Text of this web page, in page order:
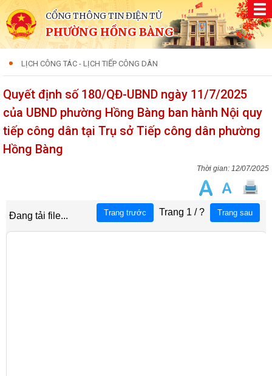
CỔNG THÔNG TIN ĐIỆN TỬ
PHƯỜNG HỒNG BÀNG
LỊCH CÔNG TÁC - LỊCH TIẾP CÔNG DÂN
Quyết định số 180/QĐ-UBND ngày 11/7/2025
của UBND phường Hồng Bàng ban hành Nội quy
tiếp công dân tại Trụ sở Tiếp công dân phường
Hồng Bàng
12/07/2025